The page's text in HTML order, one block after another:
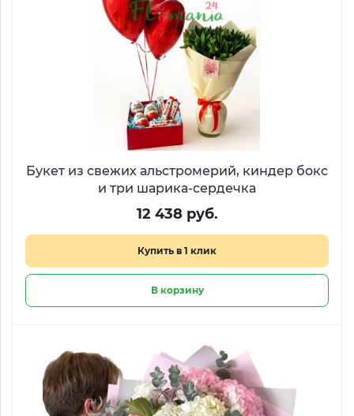
Букет из свежих альстромерий, киндер бокс
и три шарика-сердечка
12 438 руб.
Купить в 1 клик
В корзину